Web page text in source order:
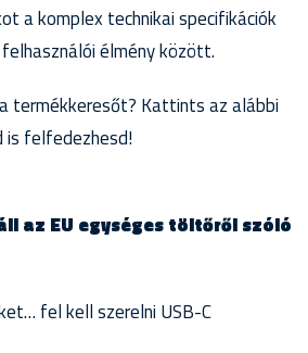
a komplex technikai specifikációk
élmény között.
termékkeresőt? Kattints az alábbi
is felfedezhesd!
az EU egységes töltőről szóló
fel kell szerelni USB-C